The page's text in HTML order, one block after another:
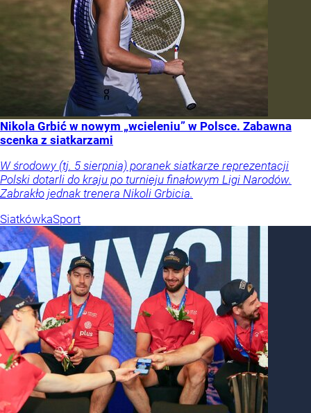
Nikola Grbić w nowym „wcieleniu” w Polsce. Zabawna
scenka z siatkarzami
W środowy (tj. 5 sierpnia) poranek siatkarze reprezentacji
Polski dotarli do kraju po turnieju finałowym Ligi Narodów.
Zabrakło jednak trenera Nikoli Grbicia.
SiatkówkaSport